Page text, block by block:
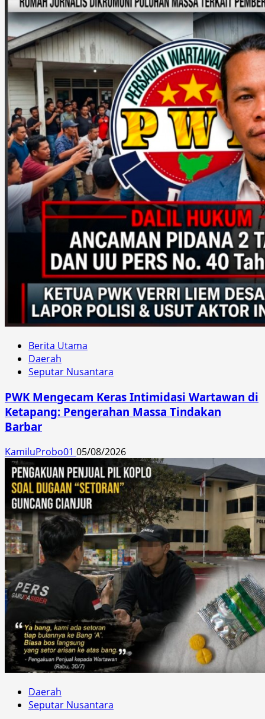
Berita Utama
Daerah
Seputar Nusantara
PWK Mengecam Keras Intimidasi Wartawan di
Ketapang: Pengerahan Massa Tindakan
Barbar
KamiluProbo01 05/08/2026
Daerah
Seputar Nusantara